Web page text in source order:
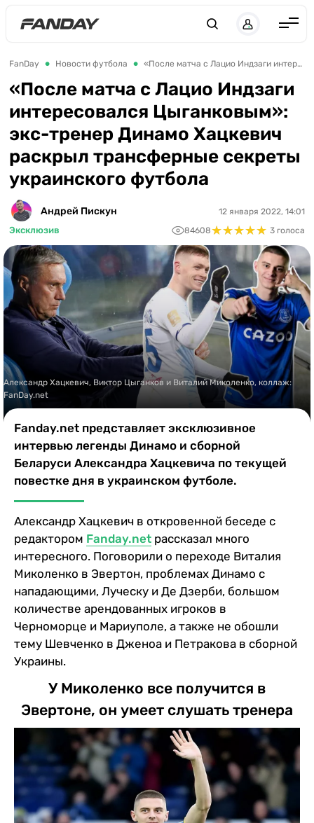
Англия
Испания
Германия
Италия
Франция
Украина
ЛЧ
ЧЕ-2028
Букмекеры
Казино
FanDay Новости футбола «После матча с Лацио Индзаги интересовался Цыганковым»: экс-тренер Динамо Хацкевич раскрыл трансферные секреты украинского футбола
«После матча с Лацио Индзаги
интересовался Цыганковым»:
экс-тренер Динамо Хацкевич
раскрыл трансферные секреты
украинского футбола
Андрей Пискун
Эксклюзив
12 января 2022, 14:01
84608★★★★★
★★★★★ 3 голоса
Александр Хацкевич, Виктор Цыганков и Виталий Миколенко, коллаж:
FanDay.net
Fanday.net представляет эксклюзивное
интервью легенды Динамо и сборной
Беларуси Александра Хацкевича по текущей
повестке дня в украинском футболе.
Александр Хацкевич в откровенной беседе с
редактором Fanday.net рассказал много
интересного. Поговорили о переходе Виталия
Миколенко в Эвертон, проблемах Динамо с
нападающими, Луческу и Де Дзерби, большом
количестве арендованных игроков в
Черноморце и Мариуполе, а также не обошли
тему Шевченко в Дженоа и Петракова в сборной
Украины.
У Миколенко все получится в
Эвертоне, он умеет слушать тренера